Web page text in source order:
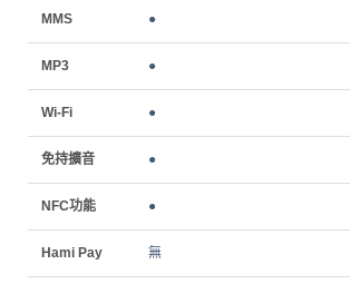
MMS ●
MP3 ●
Wi-Fi ●
免持擴音 ●
NFC功能 ●
Hami Pay 無